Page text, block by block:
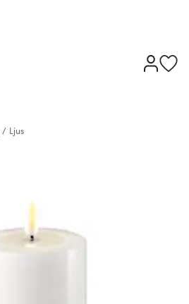
/ Ljus